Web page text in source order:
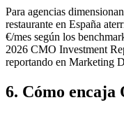
Para agencias
restaurante en España
€/mes según los
2026 CMO Investment
reportando en Marketing
6. Cómo encaja